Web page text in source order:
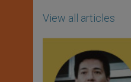
View all articles